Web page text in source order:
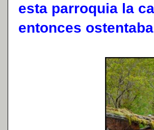
esta parroquia la
entonces